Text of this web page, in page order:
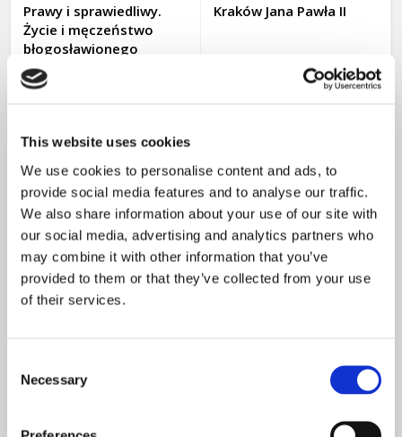
This website uses cookies
We use cookies to personalise content and ads, to
provide social media features and to analyse our traffic.
We also share information about your use of our site with
our social media, advertising and analytics partners who
may combine it with other information that you’ve
provided to them or that they’ve collected from your use
of their services.
Selection
Necessary
WPIS
KALENDARZE
NOWOŚCI
PROMOCJE
Prawy i sprawiedliwy.
Życie i męczeństwo
błogosławionego
księdza Jerzego
Popiełuszki
nakład wyczerpany
Kraków Jana Pawła II
nakład wyczerpany80,85 zł
82,95 zł